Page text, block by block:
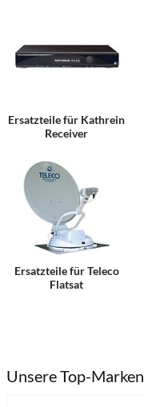
Ersatzteile für Kathrein
Receiver
Ersatzteile für Teleco
Flatsat
Unsere Top-Marken